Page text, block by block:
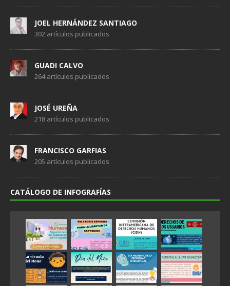
JOEL HERNÁNDEZ SANTIAGO
302 artículos publicados
GUADI CALVO
264 artículos publicados
JOSÉ UREÑA
218 artículos publicados
FRANCISCO GARFIAS
205 artículos publicados
CATÁLOGO DE INFOGRAFÍAS